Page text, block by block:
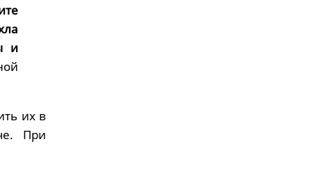
и
их в
При